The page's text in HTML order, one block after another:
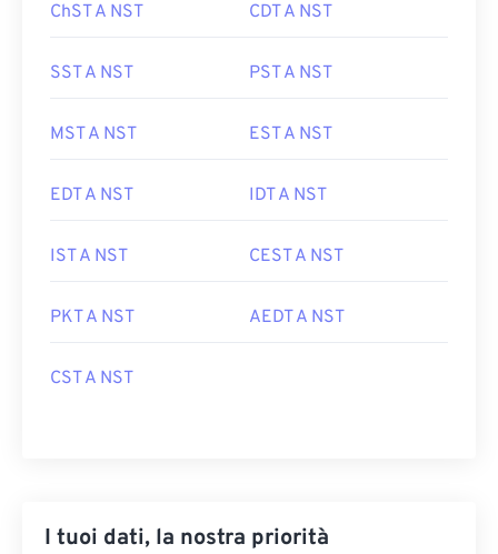
ChST A NST CDT A NST
SST A NST PST A NST
MST A NST EST A NST
EDT A NST IDT A NST
IST A NST CEST A NST
PKT A NST AEDT A NST
CST A NST
I tuoi dati, la nostra priorità